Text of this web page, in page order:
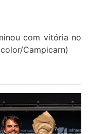
com vitória no
Campicarn)